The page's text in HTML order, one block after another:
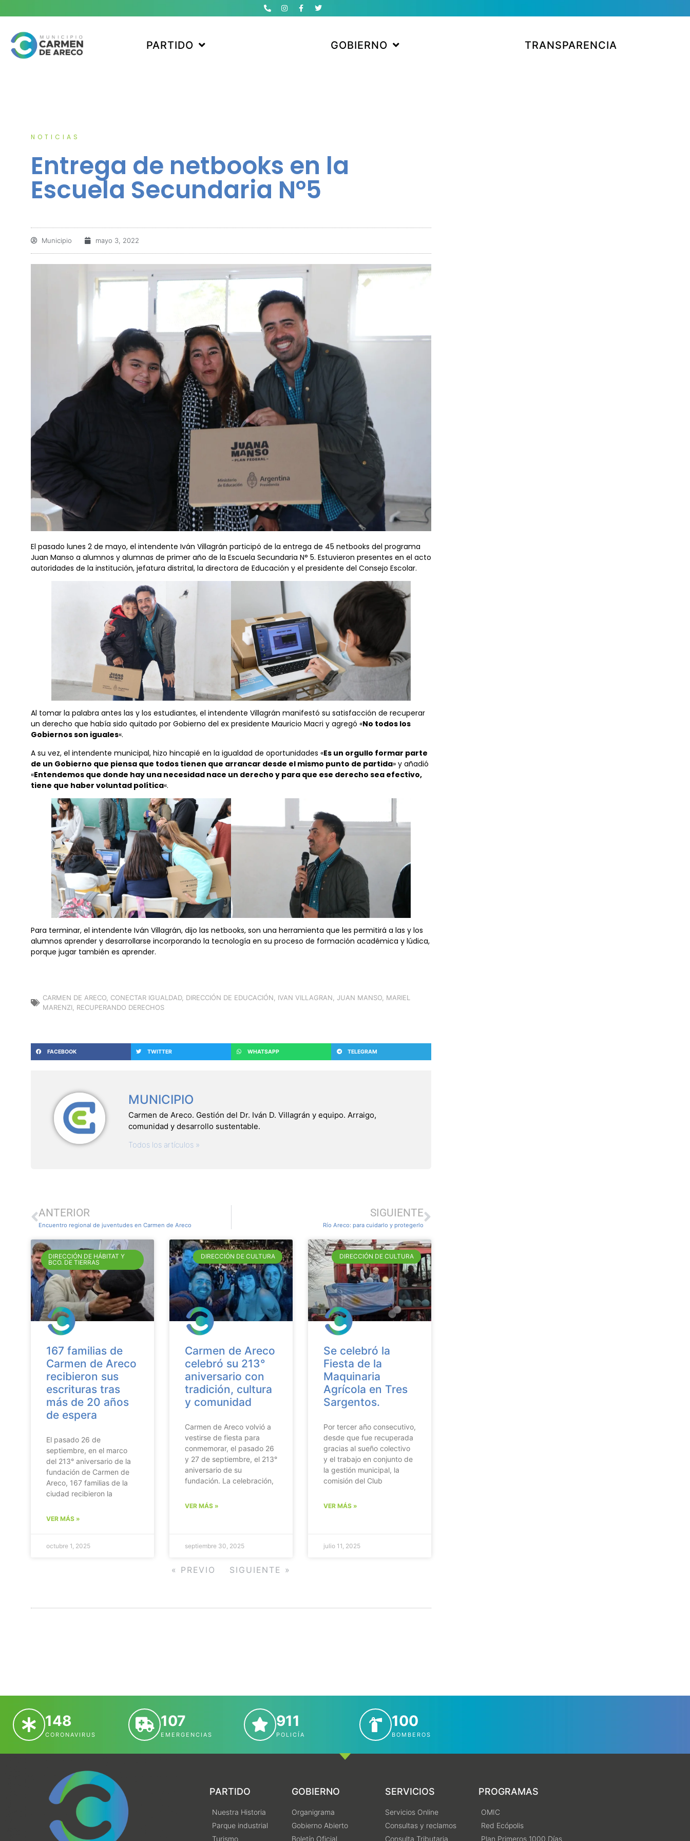
PARTIDO GOBIERNO TRANSPARENCIA
NOTICIAS
Entrega de netbooks en la
Escuela Secundaria N°5
Municipio mayo 3, 2022
El pasado lunes 2 de mayo, el intendente Iván Villagrán participó de la entrega de 45 netbooks del programa
Juan Manso a alumnos y alumnas de primer año de la Escuela Secundaria N° 5. Estuvieron presentes en el acto
autoridades de la institución, jefatura distrital, la directora de Educación y el presidente del Consejo Escolar.
Al tomar la palabra antes las y los estudiantes, el intendente Villagrán manifestó su satisfacción de recuperar
un derecho que había sido quitado por Gobierno del ex presidente Mauricio Macri y agregó «No todos los
Gobiernos son iguales«.
A su vez, el intendente municipal, hizo hincapié en la igualdad de oportunidades «Es un orgullo formar parte
de un Gobierno que piensa que todos tienen que arrancar desde el mismo punto de partida» y añadió
«Entendemos que donde hay una necesidad nace un derecho y para que ese derecho sea efectivo,
tiene que haber voluntad política«.
Para terminar, el intendente Iván Villagrán, dijo las netbooks, son una herramienta que les permitirá a las y los
alumnos aprender y desarrollarse incorporando la tecnología en su proceso de formación académica y lúdica,
porque jugar también es aprender.
CARMEN DE ARECO CONECTAR IGUALDAD, DIRECCIÓN DE EDUCACIÓN IVAN VILLAGRAN JUAN MANSO MARIEL
MARENZI RECUPERANDO DERECHOS
FACEBOOK TWITTER WHATSAPP TELEGRAM
MUNICIPIO
Carmen de Areco. Gestión del Dr. Iván D. Villagrán y equipo. Arraigo,
comunidad y desarrollo sustentable.
Todos los artículos »
ANTERIOR
Encuentro regional de juventudes en Carmen de Areco
SIGUIENTE
Río Areco: para cuidarlo y protegerlo
DIRECCIÓN DE HÁBITAT Y
BCO. DE TIERRAS
167 familias de
Carmen de Areco
recibieron sus
escrituras tras
más de 20 años
de espera
El pasado 26 de
septiembre, en el marco
del 213° aniversario de la
fundación de Carmen de
Areco, 167 familias de la
ciudad recibieron la
VER MÁS »
octubre 1, 2025
DIRECCIÓN DE CULTURA
Carmen de Areco
celebró su 213°
aniversario con
tradición, cultura
y comunidad
Carmen de Areco volvió a
vestirse de fiesta para
conmemorar, el pasado 26
y 27 de septiembre, el 213°
aniversario de su
fundación. La celebración,
VER MÁS »
septiembre 30, 2025
DIRECCIÓN DE CULTURA
Se celebró la
Fiesta de la
Maquinaria
Agrícola en Tres
Sargentos.
Por tercer año consecutivo,
desde que fue recuperada
gracias al sueño colectivo
y el trabajo en conjunto de
la gestión municipal, la
comisión del Club
VER MÁS »
julio 11, 2025
« PREVIO SIGUIENTE »
148
CORONAVIRUS
107
EMERGENCIAS
911
POLICÍA
100
BOMBEROS
PARTIDO
Nuestra Historia
Parque industrial
Turismo
GOBIERNO
Organigrama
Gobierno Abierto
Boletín Oficial
SERVICIOS
Servicios Online
Consultas y reclamos
Consulta Tributaria
PROGRAMAS
OMIC
Red Ecópolis
Plan Primeros 1000 Días